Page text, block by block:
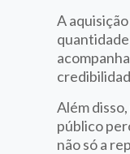
A
Além
público
não só a